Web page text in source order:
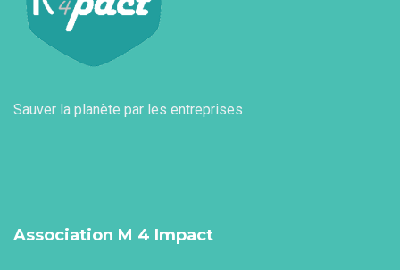
Sauver la planète par les entreprises
Association M 4 Impact